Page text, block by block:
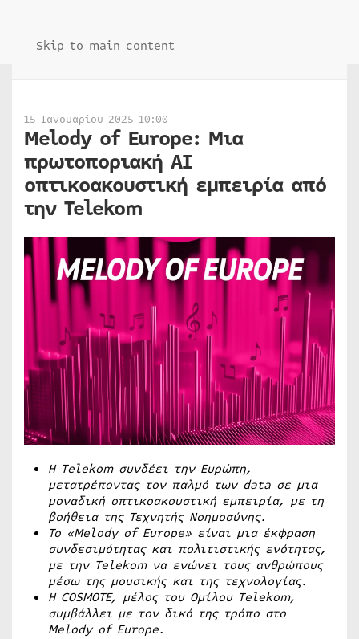
Skip to main content
15 Ιανουαρίου 2025 10:00
Melody of Europe: Μια
πρωτοποριακή ΑΙ
οπτικοακουστική εμπειρία από
την Telekom
Η Telekom συνδέει την Ευρώπη,
μετατρέποντας τον παλμό των data σε μια
μοναδική οπτικοακουστική εμπειρία, με τη
βοήθεια της Τεχνητής Νοημοσύνης.
Το «Melody of Europe» είναι μια έκφραση
συνδεσιμότητας και πολιτιστικής ενότητας,
με την Telekom να ενώνει τους ανθρώπους
μέσω τηςμουσικής και τηςτεχνολογίας.
Η COSMOTE, μέλος του Ομίλου Τelekom,
συμβάλλει με τον δικό της τρόπο στο
Melody of Europe.